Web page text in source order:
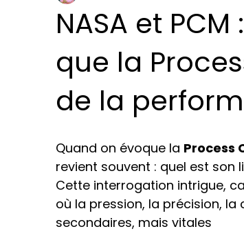
NASA et
que la
de la
Quand on évoque la Process
revient souvent : quel est son
Cette interrogation intrigue,
où la pression, la précision,
secondaires, mais vitales